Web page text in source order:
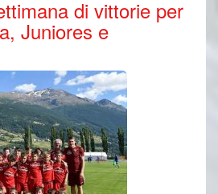
di vittorie per
Juniores e